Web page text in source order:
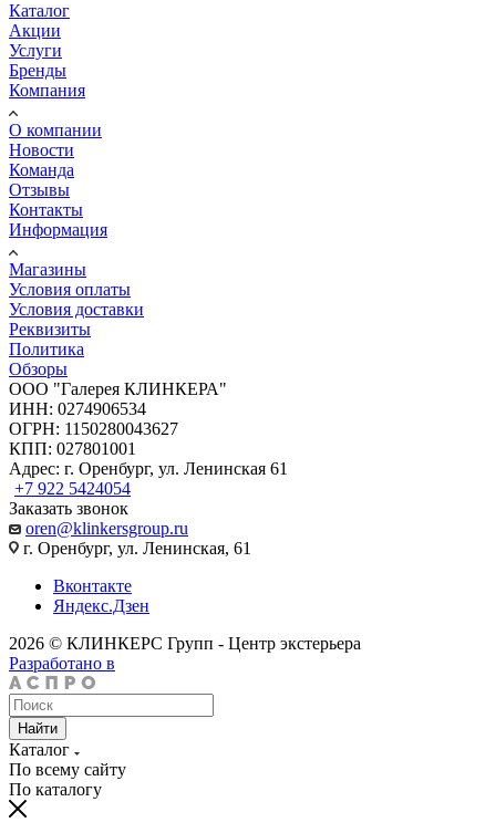
Каталог
Акции
Услуги
Бренды
Компания
О компании
Новости
Команда
Отзывы
Контакты
Информация
Магазины
Условия оплаты
Условия доставки
Реквизиты
Политика
Обзоры
ООО "Галерея КЛИНКЕРА"
ИНН: 0274906534
ОГРН: 1150280043627
КПП: 027801001
Адрес: г. Оренбург, ул. Ленинская 61
+7 922 5424054
Заказать звонок
oren@klinkersgroup.ru
г. Оренбург, ул. Ленинская, 61
Вконтакте
Яндекс.Дзен
2026 © КЛИНКЕРС Групп - Центр экстерьера
Разработано в
Найти
Каталог
По всему сайту
По каталогу